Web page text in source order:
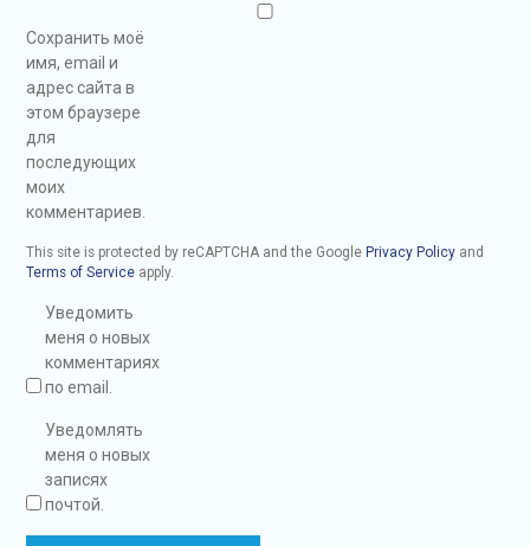
Сохранить моё
имя, email и
адрес сайта в
этом браузере
для
последующих
моих
комментариев.
This site is protected by reCAPTCHA and the Google Privacy Policyand
Terms of Serviceapply.
Уведомить
меня о новых
комментариях
по email.
Уведомлять
меня о новых
записях
почтой.